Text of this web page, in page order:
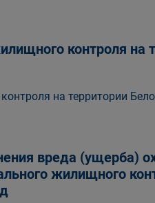
контроля на
на территории
вреда (ущерба)
жилищного